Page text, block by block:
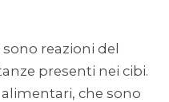
reazioni del
presenti nei cibi.
che sono